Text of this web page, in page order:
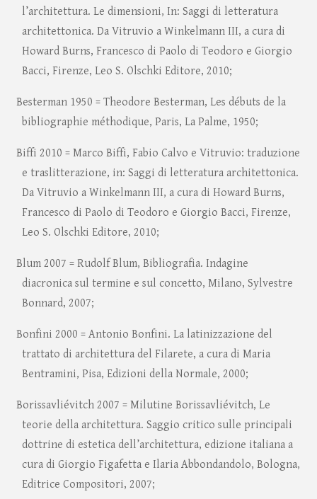
l’architettura. Le dimensioni, In: Saggi di letteratura
architettonica. Da Vitruvio a Winkelmann III, a cura di
Howard Burns, Francesco di Paolo di Teodoro e Giorgio
Bacci, Firenze, Leo S. Olschki Editore, 2010;
Besterman 1950 = Theodore Besterman, Les débuts de la
bibliographie méthodique, Paris, La Palme, 1950;
Biffi 2010 = Marco Biffi, Fabio Calvo e Vitruvio: traduzione
e traslitterazione, in: Saggi di letteratura architettonica.
Da Vitruvio a Winkelmann III, a cura di Howard Burns,
Francesco di Paolo di Teodoro e Giorgio Bacci, Firenze,
Leo S. Olschki Editore, 2010;
Blum 2007 = Rudolf Blum, Bibliografia. Indagine
diacronica sul termine e sul concetto, Milano, Sylvestre
Bonnard, 2007;
Bonfini 2000 = Antonio Bonfini. La latinizzazione del
trattato di architettura del Filarete, a cura di Maria
Bentramini, Pisa, Edizioni della Normale, 2000;
Borissavliévitch 2007 = Milutine Borissavliévitch, Le
teorie della architettura. Saggio critico sulle principali
dottrine di estetica dell’architettura, edizione italiana a
cura di Giorgio Figafetta e Ilaria Abbondandolo, Bologna,
Editrice Compositori, 2007;